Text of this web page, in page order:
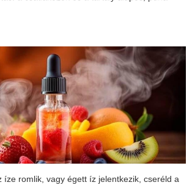
íze romlik, vagy égett íz jelentkezik, cseréld a